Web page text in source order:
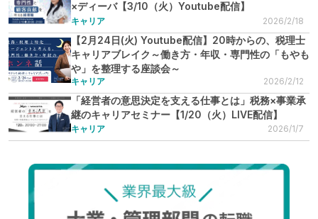
×ディーバ【3/10（火）Youtube配信】
キャリア 2026/2/18
【2月24日(火) Youtube配信】20時からの、税理士
キャリアブレイク～働き方・年収・専門性の「もやも
や」を整理する座談会～
キャリア 2026/2/12
「経営者の意思決定を支える仕事とは」税務×事業承
継のキャリアセミナー【1/20（火）LIVE配信】
キャリア 2026/1/7